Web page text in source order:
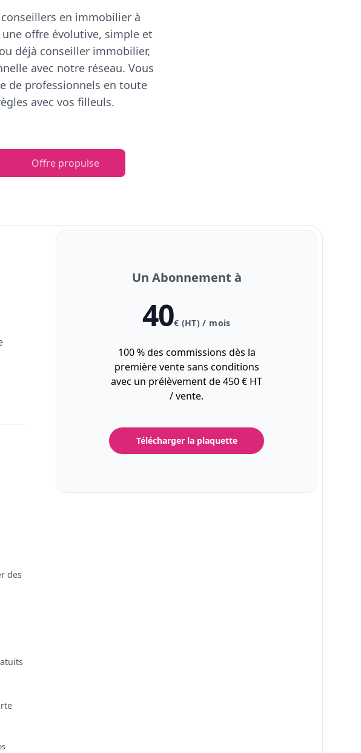
en immobilier à
offre évolutive, simple et
déjà conseiller immobilier,
avec notre réseau. Vous
de professionnels en toute
avec vos filleuls.
Offre propulse
des
Un Abonnement à
40€ (HT) / mois
100 % des commissions dès la
première vente sans conditions
avec un prélèvement de 450 € HT
/ vente.
Télécharger la plaquette